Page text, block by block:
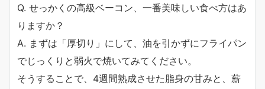
Q. せっかくの高級ベーコン、一番美味しい食べ方はあ
りますか？
A. まずは「厚切り」にして、油を引かずにフライパン
でじっくりと弱火で焼いてみてください。
そうすることで、4週間熟成させた脂身の甘みと、薪